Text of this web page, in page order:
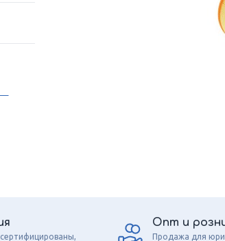
Опт и
Продажа для